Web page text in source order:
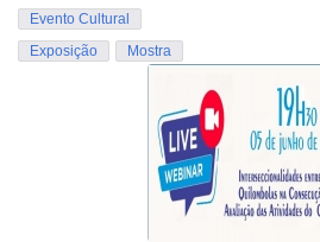
Evento Cultural
Exposição
Mostra